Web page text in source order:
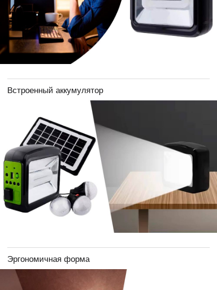
Встроенный аккумулятор
Эргономичная форма